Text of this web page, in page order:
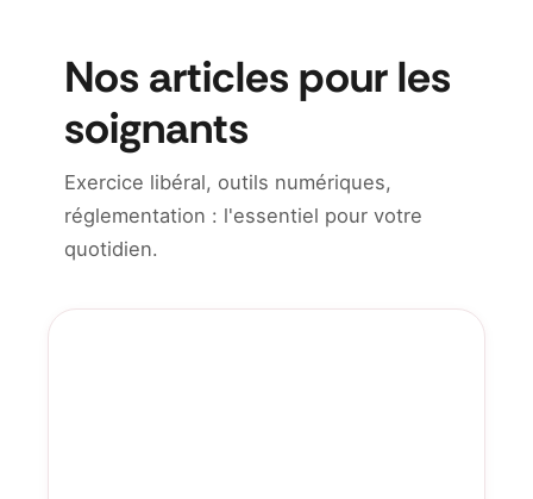
Nos articles pour les
soignants
Exercice libéral, outils numériques,
réglementation : l'essentiel pour votre
quotidien.